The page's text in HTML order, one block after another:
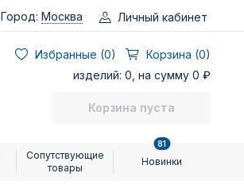
Город: Москва Личный кабинет
Избранные (0)
Корзина (0)
изделий: 0, на сумму 0 ₽
Корзина пуста
Сопутствующие
товары
Новинки
81